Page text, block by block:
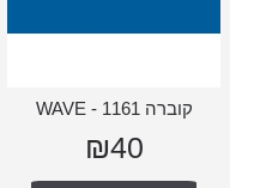
קוברה 1161 - WAVE
₪40